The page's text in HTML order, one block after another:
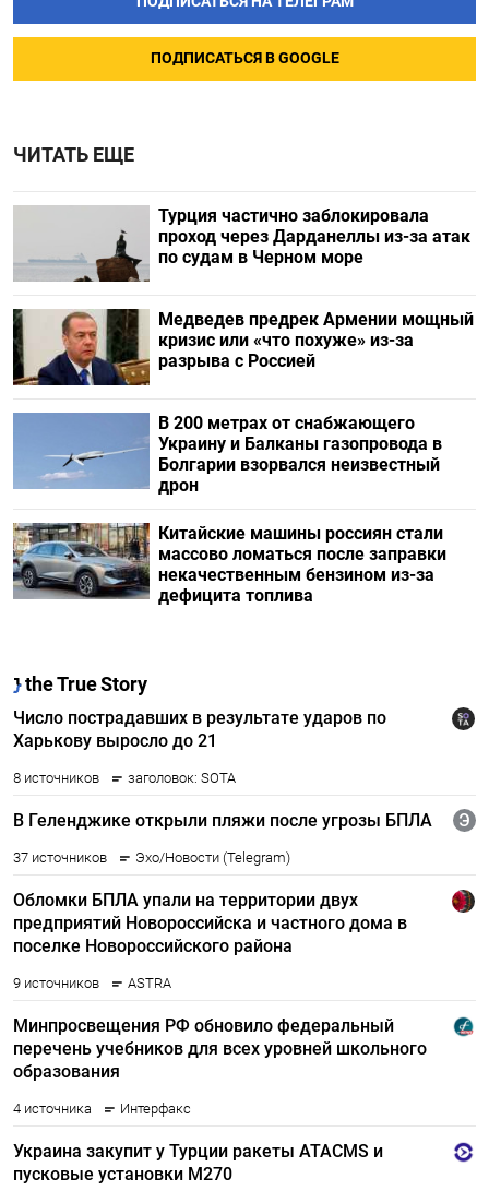
ПОДПИСАТЬСЯ В GOOGLE
ЧИТАТЬ ЕЩЕ
Турция частично заблокировала
проход через Дарданеллы из-за атак
по судам в Черном море
Медведев предрек Армении мощный
кризис или «что похуже» из-за
разрыва с Россией
В 200 метрах от снабжающего
Украину и Балканы газопровода в
Болгарии взорвался неизвестный
дрон
Китайские машины россиян стали
массово ломаться после заправки
некачественным бензином из-за
дефицита топлива